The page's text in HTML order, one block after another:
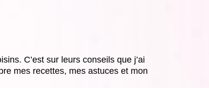
C’est sur leurs conseils que j’ai
mes recettes, mes astuces et mon